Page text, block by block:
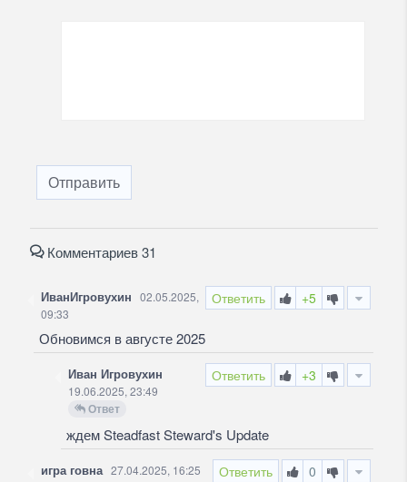
Отправить
Комментариев 31
Ответить +5
ИванИгровухин 02.05.2025,
09:33
Обновимся в августе 2025
Ответить +3
Иван Игровухин
19.06.2025, 23:49
Ответ
ждем Steadfast Steward's Update
Ответить 0
игра говна 27.04.2025, 16:25